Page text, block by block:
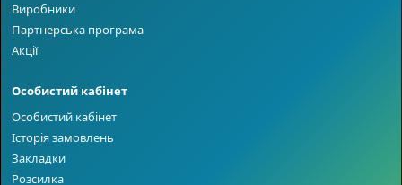
Виробники
Партнерська програма
Акції
Особистий кабінет
Особистий кабінет
Історія замовлень
Закладки
Розсилка